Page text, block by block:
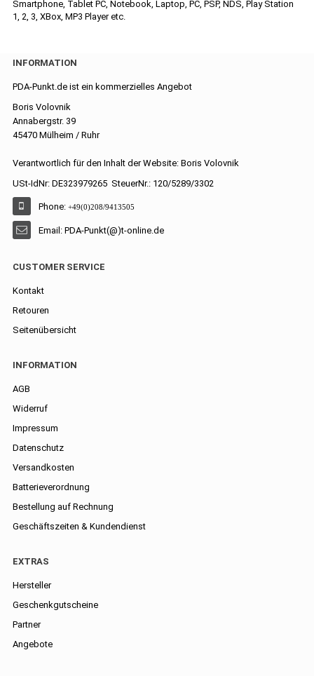
Smartphone, Tablet PC, Notebook, Laptop, PC, PSP, NDS, Play Station
1, 2, 3, XBox, MP3 Player etc.
INFORMATION
PDA-Punkt.de ist ein kommerzielles Angebot
Boris Volovnik
Annabergstr. 39
45470 Mülheim / Ruhr
Verantwortlich für den Inhalt der Website: Boris Volovnik
USt-IdNr: DE323979265 SteuerNr.: 120/5289/3302
Phone: +49(0)208/9413505
Email: PDA-Punkt(@)t-online.de
CUSTOMER SERVICE
Kontakt
Retouren
Seitenübersicht
INFORMATION
AGB
Widerruf
Impressum
Datenschutz
Versandkosten
Batterieverordnung
Bestellung auf Rechnung
Geschäftszeiten & Kundendienst
EXTRAS
Hersteller
Geschenkgutscheine
Partner
Angebote